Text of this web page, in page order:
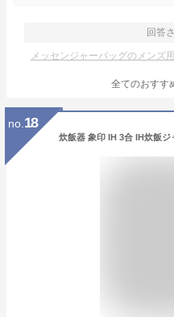
回答
メッセンジャーバッグのメンズ
全てのおすす
no. 18